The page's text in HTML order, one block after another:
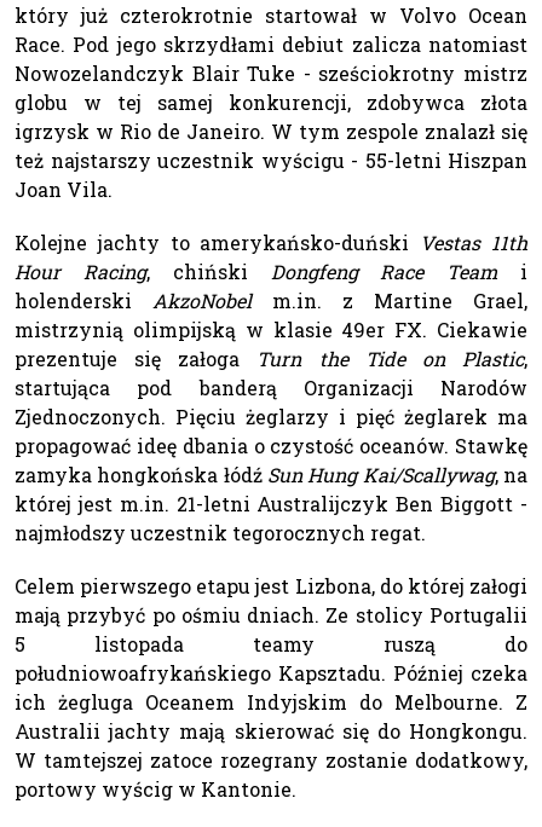
który już czterokrotnie startował w Volvo Ocean
Race. Pod jego skrzydłami debiut zalicza natomiast
Nowozelandczyk Blair Tuke - sześciokrotny mistrz
globu w tej samej konkurencji, zdobywca złota
igrzysk w Rio de Janeiro. W tym zespole znalazł się
też najstarszy uczestnik wyścigu - 55-letni Hiszpan
Joan Vila.
Kolejne jachty to amerykańsko-duński
Vestas 11th
Hour Racing, chiński Dongfeng Race Team i
holenderski AkzoNobelm.in. z Martine Grael,
mistrzynią olimpijską w klasie 49er FX. Ciekawie
prezentuje się załoga Turn the Tide on Plastic,
startująca pod banderą Organizacji Narodów
Zjednoczonych. Pięciu żeglarzy i pięć żeglarek ma
propagować ideę dbania o czystość oceanów. Stawkę
zamyka hongkońska łódź Sun Hung Kai/Scallywag, na
której jest m.in. 21-letni Australijczyk Ben Biggott -
najmłodszy uczestnik tegorocznych regat.
Celem pierwszego etapu jest Lizbona, do której załogi
mają przybyć po ośmiu dniach. Ze stolicy Portugalii
5 listopada teamy ruszą do
południowoafrykańskiego Kapsztadu. Później czeka
ich żegluga Oceanem Indyjskim do Melbourne. Z
Australii jachty mają skierować się do Hongkongu.
W tamtejszej zatoce rozegrany zostanie dodatkowy,
portowy wyścig w Kantonie.